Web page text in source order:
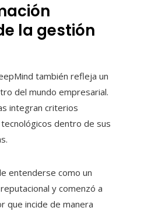
la gestión
también refleja un
del mundo empresarial.
integran criterios
dentro de sus
entenderse como un
y comenzó a
que incide de manera